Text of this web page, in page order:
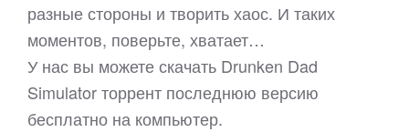
разные стороны и творить хаос. И таких
моментов, поверьте, хватает…
У нас вы можете скачать Drunken Dad
Simulator торрент последнюю версию
бесплатно на компьютер.